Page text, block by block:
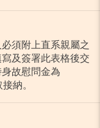
須附上直系親屬之
及簽署此表格後交
故慰問金為
納。